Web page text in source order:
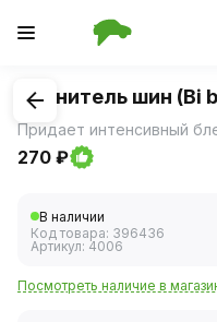
1/1
Чернитель шин (Bi
270 ₽
В наличии
Код товара: 396436
Артикул: 4006
Посмотреть наличие в